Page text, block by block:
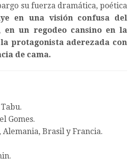
su fuerza dramática, poética
en una visión confusa del
en un regodeo cansino en la
protagonista aderezada con
de cama.
Tabu.
Gomes.
Alemania, Brasil y Francia.